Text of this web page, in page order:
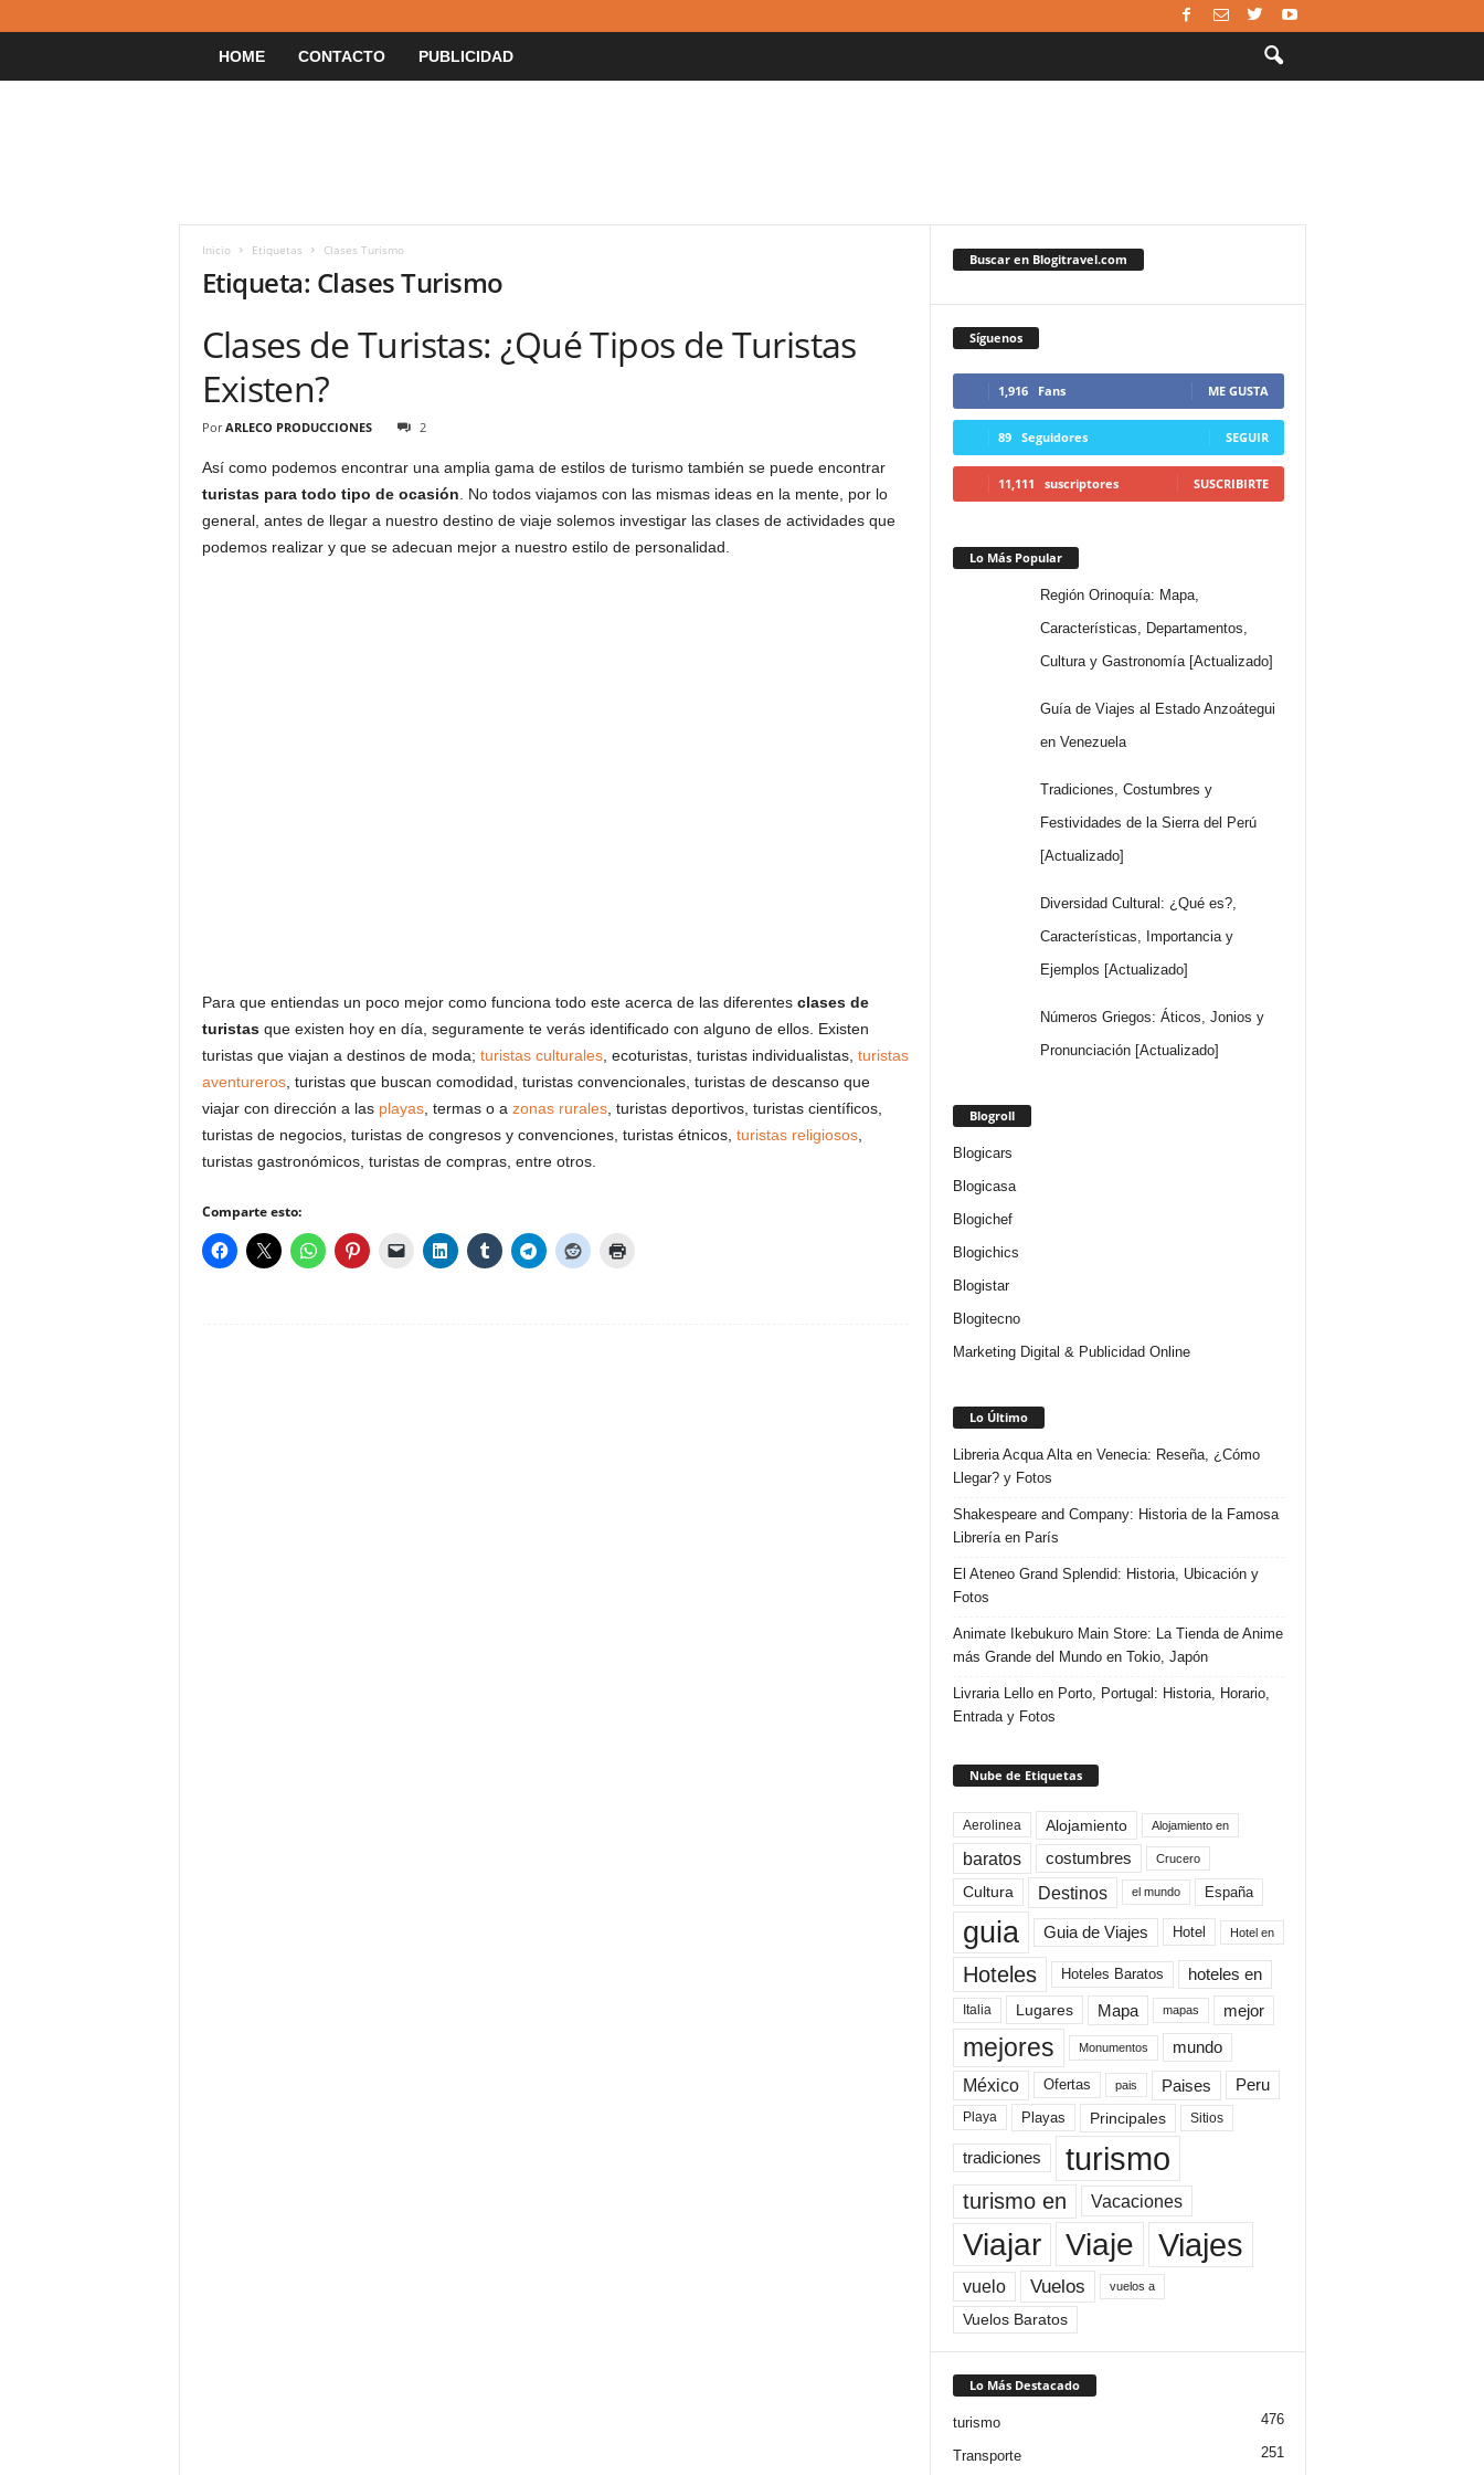
HOME CONTACTO PUBLICIDAD
Inicio Etiquetas Clases Turismo
Etiqueta: Clases Turismo
Clases de Turistas: ¿Qué Tipos de Turistas
Existen?
Por ARLECO PRODUCCIONES 2
Así como podemos encontrar una amplia gama de estilos de turismo también se puede encontrar
turistas para todo tipo de ocasión . No todos viajamos con las mismas ideas en la mente, por lo
general, antes de llegar a nuestro destino de viaje solemos investigar las clases de actividades que
podemos realizar y que se adecuan mejor a nuestro estilo de personalidad.
Para que entiendas un poco mejor como funciona todo este acerca de las diferentes clases de
turistasque existen hoy en día, seguramente te verás identificado con alguno de ellos. Existen
turistas que viajan a destinos de moda; turistas culturales, ecoturistas, turistas individualistas, turistas
aventureros, turistas que buscan comodidad, turistas convencionales, turistas de descanso que
viajar con dirección a las playas, termas o a zonas rurales, turistas deportivos, turistas científicos,
turistas de negocios, turistas de congresos y convenciones, turistas étnicos, turistas religiosos,
turistas gastronómicos, turistas de compras, entre otros.
Comparte esto:
Buscar en Blogitravel.com
Síguenos
1,916 Fans ME GUSTA
89 Seguidores SEGUIR
11,111 suscriptores SUSCRIBIRTE
Lo Más Popular
Región Orinoquía: Mapa,
Características, Departamentos,
Cultura y Gastronomía [Actualizado]
Guía de Viajes al Estado Anzoátegui
en Venezuela
Tradiciones, Costumbres y
Festividades de la Sierra del Perú
[Actualizado]
Diversidad Cultural: ¿Qué es?,
Características, Importancia y
Ejemplos [Actualizado]
Números Griegos: Áticos, Jonios y
Pronunciación [Actualizado]
Blogroll
Blogicars
Blogicasa
Blogichef
Blogichics
Blogistar
Blogitecno
Marketing Digital & Publicidad Online
Lo Último
Libreria Acqua Alta en Venecia: Reseña, ¿Cómo
Llegar? y Fotos
Shakespeare and Company: Historia de la Famosa
Librería en París
El Ateneo Grand Splendid: Historia, Ubicación y
Fotos
Animate Ikebukuro Main Store: La Tienda de Anime
más Grande del Mundo en Tokio, Japón
Livraria Lello en Porto, Portugal: Historia, Horario,
Entrada y Fotos
Nube de Etiquetas
Aerolinea Alojamiento Alojamiento en
baratos costumbres Crucero
Cultura Destinos el mundo España
guia Guia de Viajes Hotel Hotel en
Hoteles Hoteles Baratos hoteles en
Italia Lugares Mapa mapas mejor
mejores Monumentos mundo
México Ofertas pais Paises Peru
Playa Playas Principales Sitios
tradiciones turismo
turismo en Vacaciones
Viajar Viaje Viajes
vuelo Vuelos vuelos a
Vuelos Baratos
Lo Más Destacado
turismo 476
Transporte 251